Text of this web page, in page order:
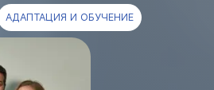
АДАПТАЦИЯ И ОБУЧЕНИЕ